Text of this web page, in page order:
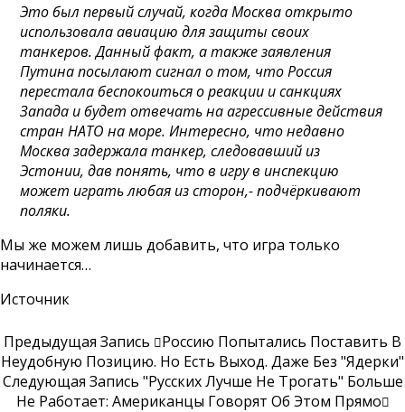
Это был первый случай, когда Москва открыто
использовала авиацию для защиты своих
танкеров. Данный факт, а также заявления
Путина посылают сигнал о том, что Россия
перестала беспокоиться о реакции и санкциях
Запада и будет отвечать на агрессивные действия
стран НАТО на море. Интересно, что недавно
Москва задержала танкер, следовавший из
Эстонии, дав понять, что в игру в инспекцию
может играть любая из сторон,- подчёркивают
поляки.
Мы же можем лишь добавить, что игра только
начинается…
Источник
Предыдущая Запись
Россию Попытались Поставить В
Неудобную Позицию. Но Есть Выход. Даже Без "ядерки"
Следующая Запись "Русских Лучше Не Трогать" Больше
Не Работает: Американцы Говорят Об Этом Прямо